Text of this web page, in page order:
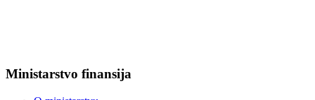
Ministarstvo finansija